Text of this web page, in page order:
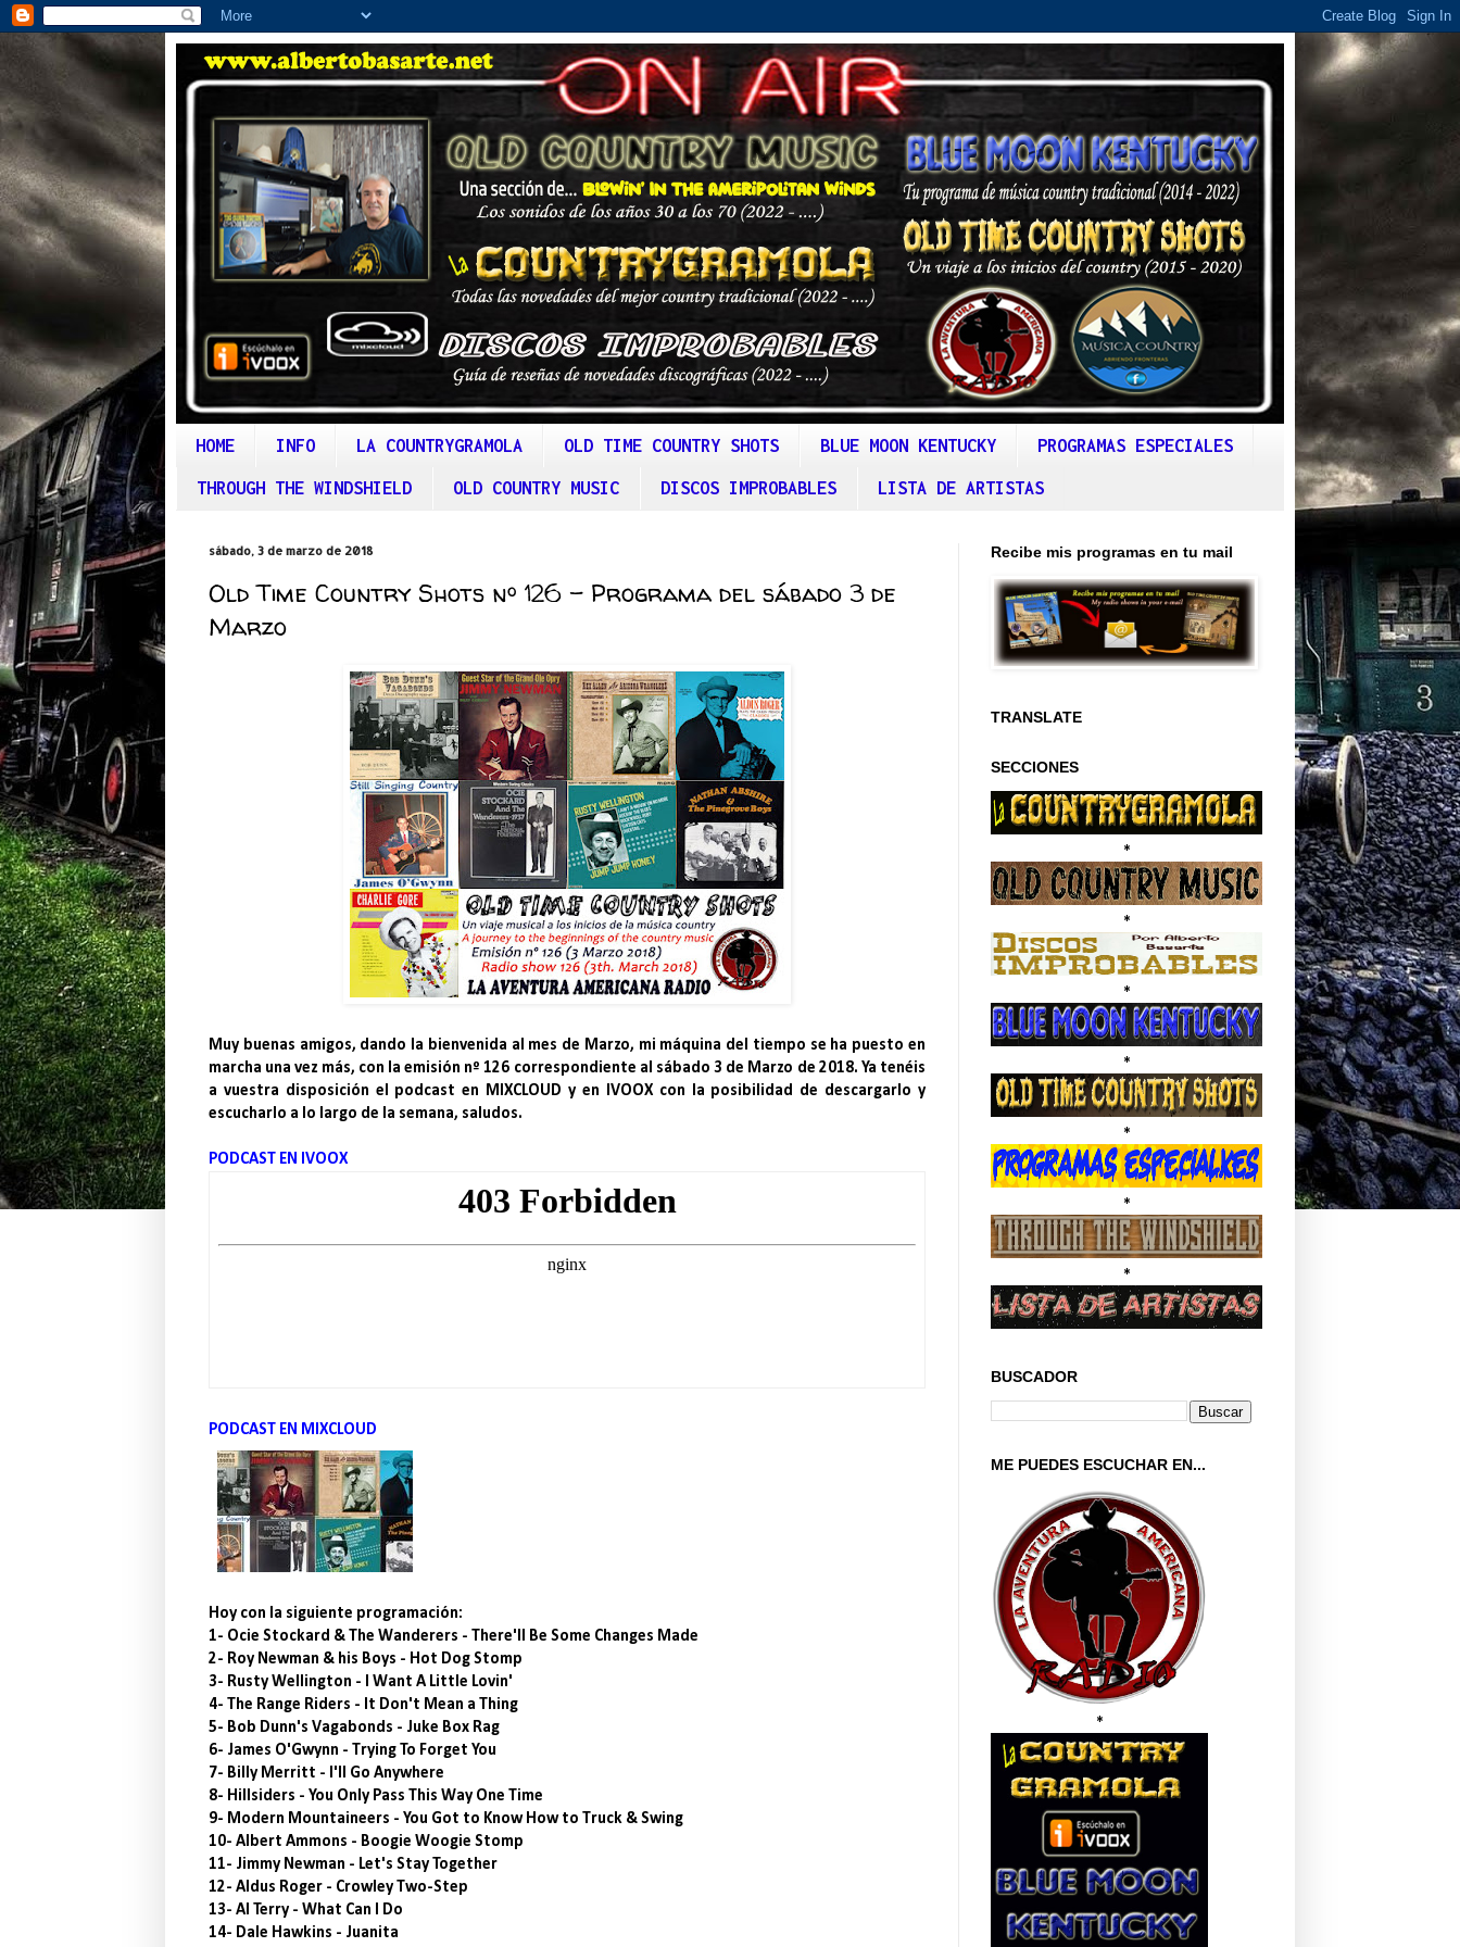
HOME INFO LA COUNTRYGRAMOLA OLD TIME COUNTRY SHOTS BLUE MOON KENTUCKY PROGRAMAS ESPECIALES
THROUGH THE WINDSHIELD OLD COUNTRY MUSIC DISCOS IMPROBABLES LISTA DE ARTISTAS
sábado, 3 de marzo de 2018
Old Time Country Shots nº 126 – Programa del sábado 3 de
Marzo
Muy buenas amigos, dando la bienvenida al mes de Marzo, mi máquina del tiempo se ha puesto en
marcha una vez más, con la emisión nº 126 correspondiente al sábado 3 de Marzo de 2018. Ya tenéis
a vuestra disposición el podcast en MIXCLOUD y en IVOOX con la posibilidad de descargarlo y
escucharlo a lo largo de la semana, saludos.
PODCAST EN IVOOX
PODCAST EN MIXCLOUD
Hoy con la siguiente programación:
1- Ocie Stockard & The Wanderers - There'll Be Some Changes Made
2- Roy Newman & his Boys - Hot Dog Stomp
3- Rusty Wellington - I Want A Little Lovin'
4- The Range Riders - It Don't Mean a Thing
5- Bob Dunn's Vagabonds - Juke Box Rag
6- James O'Gwynn - Trying To Forget You
7- Billy Merritt - I'll Go Anywhere
8- Hillsiders - You Only Pass This Way One Time
9- Modern Mountaineers - You Got to Know How to Truck & Swing
10- Albert Ammons - Boogie Woogie Stomp
11- Jimmy Newman - Let's Stay Together
12- Aldus Roger - Crowley Two-Step
13- Al Terry - What Can I Do
14- Dale Hawkins - Juanita
Recibe mis programas en tu mail
TRANSLATE
SECCIONES
*
*
*
*
*
*
*
BUSCADOR
ME PUEDES ESCUCHAR EN...
*